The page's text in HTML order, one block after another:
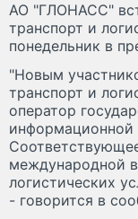
АО "ГЛОНАСС"
транспорт и
понедельник в
"Новым
транспорт и
оператор
международной
логистических
- говорится в